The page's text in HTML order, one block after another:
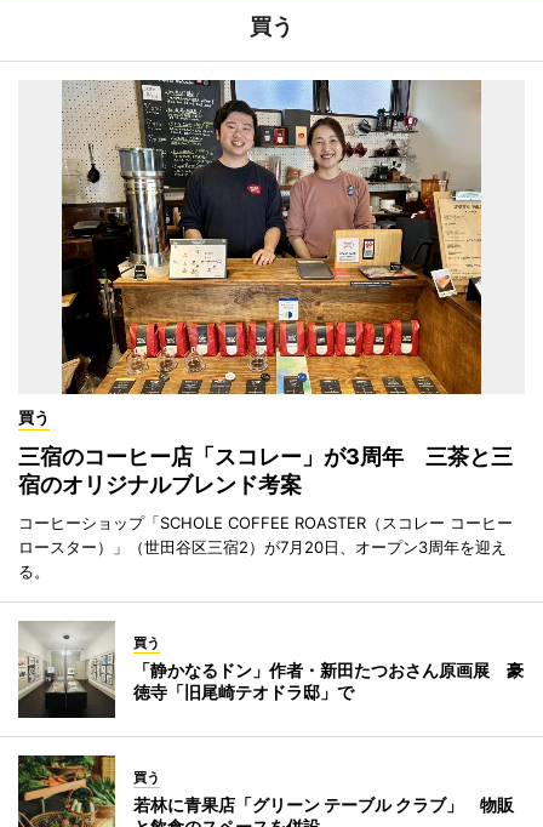
買う
買う
三宿のコーヒー店「スコレー」が3周年 三茶と三
宿のオリジナルブレンド考案
コーヒーショップ「SCHOLE COFFEE ROASTER（スコレー コーヒー
ロースター）」（世田谷区三宿2）が7月20日、オープン3周年を迎え
る。
買う
「静かなるドン」作者・新田たつおさん原画展 豪
徳寺「旧尾崎テオドラ邸」で
買う
若林に青果店「グリーン テーブル クラブ」 物販